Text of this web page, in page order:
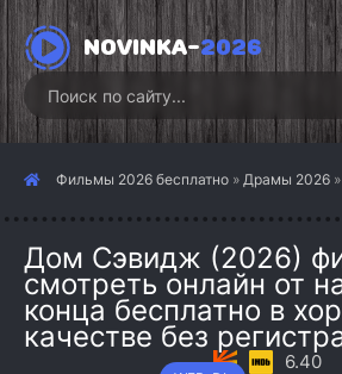
NOVINKA-2026
Фильмы 2026 бесплатно » Драмы 2026
Дом Сэвидж (2026)
смотреть онлайн от
конца бесплатно в
качестве без
6.40